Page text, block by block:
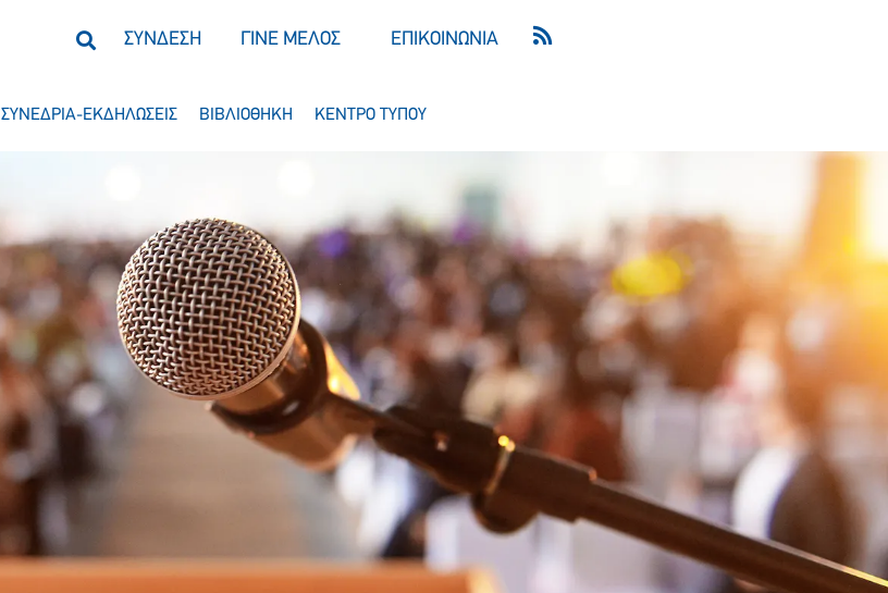
ΣΥΝΔΕΣΗ ΓΙΝΕ ΜΕΛΟΣ ΕΠΙΚΟΙΝΩΝΙΑ
ΣΥΝΕΔΡΙΑ-ΕΚΔΗΛΩΣΕΙΣ ΒΙΒΛΙΟΘΗΚΗ ΚΕΝΤΡΟ ΤΥΠΟΥ